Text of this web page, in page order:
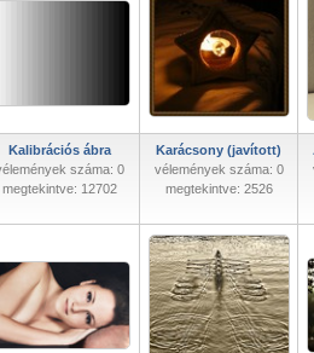
Kalibrációs ábra
száma: 0
megtekintve: 12702
Karácsony (javított)
vélemények száma: 0
megtekintve: 2526